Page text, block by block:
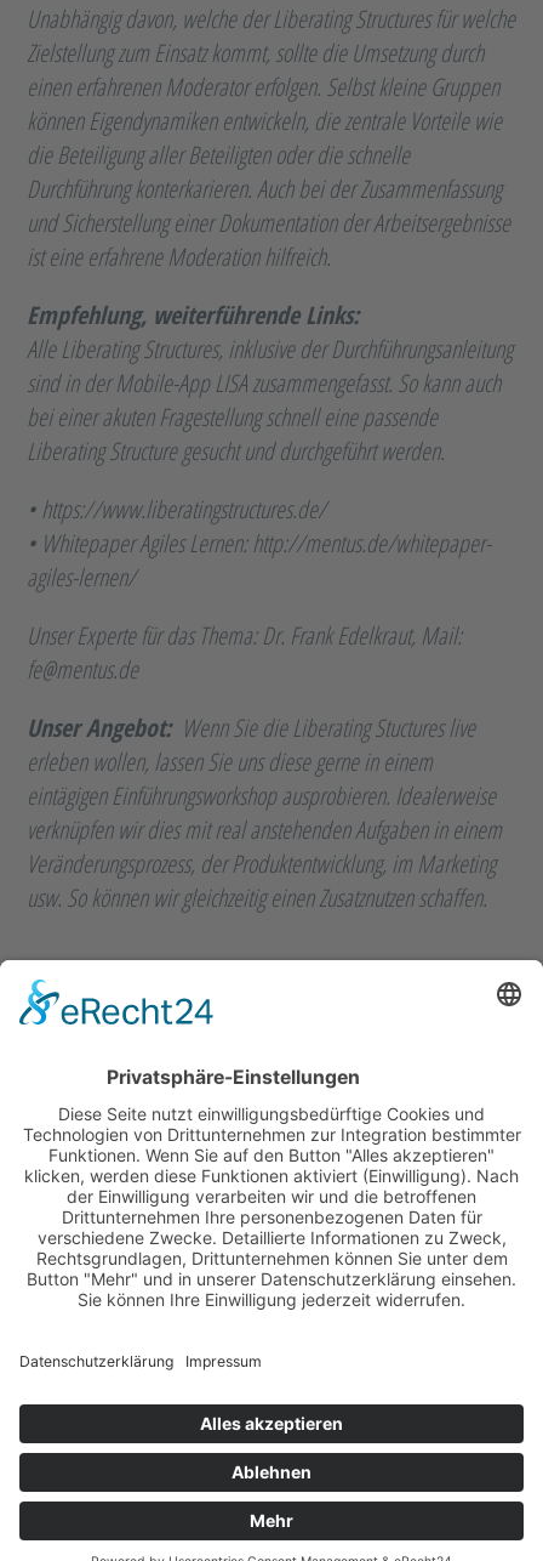
Unabhängig davon, welche der Liberating Structures für welche
Zielstellung zum Einsatz kommt, sollte die Umsetzung durch
einen erfahrenen Moderator erfolgen. Selbst kleine Gruppen
können Eigendynamiken entwickeln, die zentrale Vorteile wie
die Beteiligung aller Beteiligten oder die schnelle
Durchführung konterkarieren. Auch bei der Zusammenfassung
und Sicherstellung einer Dokumentation der Arbeitsergebnisse
ist eine erfahrene Moderation hilfreich.
Empfehlung, weiterführende Links:
Alle Liberating Structures, inklusive der Durchführungsanleitung
sind in der Mobile-App LISA zusammengefasst. So kann auch
bei einer akuten Fragestellung schnell eine passende
Liberating Structure gesucht und durchgeführt werden.
• https://www.liberatingstructures.de/
• Whitepaper Agiles Lernen: http://mentus.de/whitepaper-
agiles-lernen/
Unser Experte für das Thema: Dr. Frank Edelkraut, Mail:
fe@mentus.de
Unser Angebot:Wenn Sie die Liberating Stuctures live
erleben wollen, lassen Sie uns diese gerne in einem
eintägigen Einführungsworkshop ausprobieren. Idealerweise
verknüpfen wir dies mit real anstehenden Aufgaben in einem
Veränderungsprozess, der Produktentwicklung, im Marketing
usw. So können wir gleichzeitig einen Zusatznutzen schaffen.
Themen in diesem Artikel: //
Über die Lernonauten
Termine//Bücher
Home
Impressum//Datenschutz
lernen@lernonauten.de